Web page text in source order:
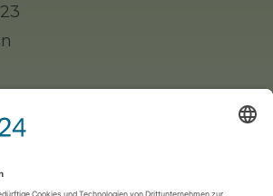
0 88 65 (Telefonisch erst
erreichen)
/ 9140312 (nur für Notfälle!)